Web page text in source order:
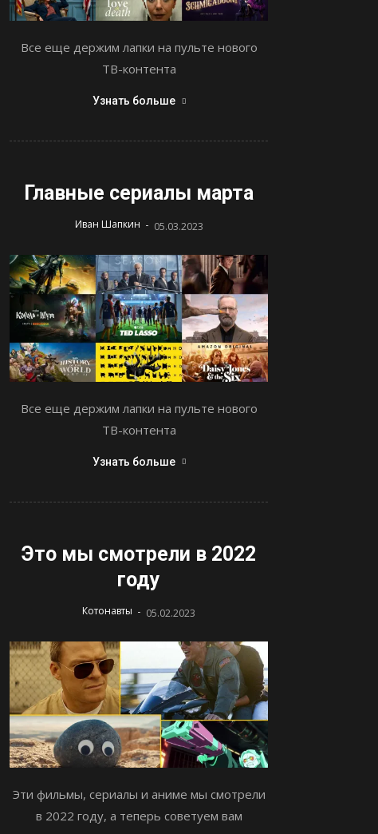
Все еще держим лапки на пульте нового
ТВ-контента
Узнать больше
Главные сериалы марта
Иван Шапкин - 05.03.2023
Все еще держим лапки на пульте нового
ТВ-контента
Узнать больше
Это мы смотрели в 2022
году
Котонавты - 05.02.2023
Эти фильмы, сериалы и аниме мы смотрели
в 2022 году, а теперь советуем вам